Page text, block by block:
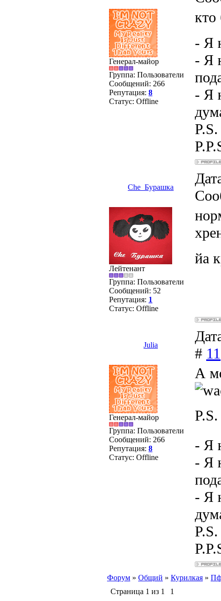
Генерал-майор
Группа: Пользователи
Сообщений: 266
Репутация: 8
Статус: Offline
кто
- Я
- Я
- Я
Che_Бурашка
Лейтенант
Группа: Пользователи
Сообщений: 52
Репутация: 1
Статус: Offline
йа
Julia
# 11
Генерал-майор
Группа: Пользователи
Сообщений: 266
Репутация: 8
Статус: Offline
А
- Я
- Я
- Я
Форум » Общий » Курилкая »
Страница 1 из 1 1